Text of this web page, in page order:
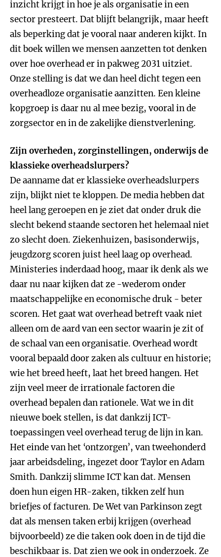
inzicht krijgt in hoe je als organisatie in een
sector presteert. Dat blijft belangrijk, maar heeft
als beperking dat je vooral naar anderen kijkt. In
dit boek willen we mensen aanzetten tot denken
over hoe overhead er in pakweg 2031 uitziet.
Onze stelling is dat we dan heel dicht tegen een
overheadloze organisatie aanzitten. Een kleine
kopgroep is daar nu al mee bezig, vooral in de
zorgsector en in de zakelijke dienstverlening.
Zijn overheden, zorginstellingen, onderwijs de
klassieke overheadslurpers?
De aanname dat er klassieke overheadslurpers
zijn, blijkt niet te kloppen. De media hebben dat
heel lang geroepen en je ziet dat onder druk die
slecht bekend staande sectoren het helemaal niet
zo slecht doen. Ziekenhuizen, basisonderwijs,
jeugdzorg scoren juist heel laag op overhead.
Ministeries inderdaad hoog, maar ik denk als we
daar nu naar kijken dat ze -wederom onder
maatschappelijke en economische druk - beter
scoren. Het gaat wat overhead betreft vaak niet
alleen om de aard van een sector waarin je zit of
de schaal van een organisatie. Overhead wordt
vooral bepaald door zaken als cultuur en historie;
wie het breed heeft, laat het breed hangen. Het
zijn veel meer de irrationale factoren die
overhead bepalen dan rationele. Wat we in dit
nieuwe boek stellen, is dat dankzij ICT-
toepassingen veel overhead terug de lijn in kan.
Het einde van het ‘ontzorgen’, van tweehonderd
jaar arbeidsdeling, ingezet door Taylor en Adam
Smith. Dankzij slimme ICT kan dat. Mensen
doen hun eigen HR-zaken, tikken zelf hun
briefjes of facturen. De Wet van Parkinson zegt
dat als mensen taken erbij krijgen (overhead
bijvoorbeeld) ze die taken ook doen in de tijd die
beschikbaar is. Dat zien we ook in onderzoek. Ze